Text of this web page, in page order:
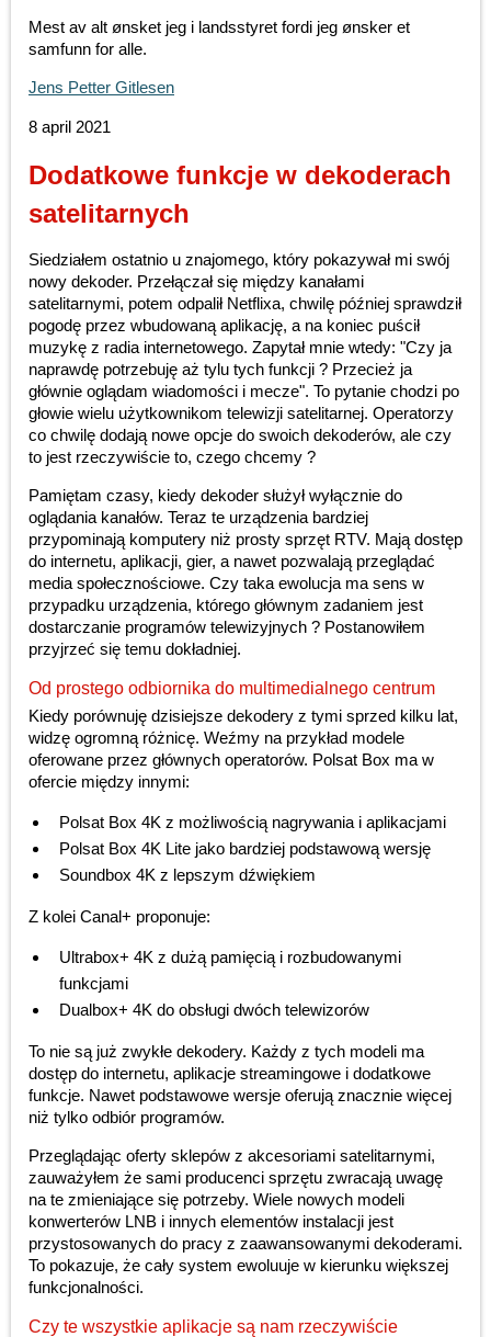
Mest av alt ønsket jeg i landsstyret fordi jeg ønsker et
samfunn for alle.
Jens Petter Gitlesen
8 april 2021
Dodatkowe funkcje w dekoderach
satelitarnych
Siedziałem ostatnio u znajomego, który pokazywał mi swój
nowy dekoder. Przełączał się między kanałami
satelitarnymi, potem odpalił Netflixa, chwilę później sprawdził
pogodę przez wbudowaną aplikację, a na koniec puścił
muzykę z radia internetowego. Zapytał mnie wtedy: "Czy ja
naprawdę potrzebuję aż tylu tych funkcji ? Przecież ja
głównie oglądam wiadomości i mecze". To pytanie chodzi po
głowie wielu użytkownikom telewizji satelitarnej. Operatorzy
co chwilę dodają nowe opcje do swoich dekoderów, ale czy
to jest rzeczywiście to, czego chcemy ?
Pamiętam czasy, kiedy dekoder służył wyłącznie do
oglądania kanałów. Teraz te urządzenia bardziej
przypominają komputery niż prosty sprzęt RTV. Mają dostęp
do internetu, aplikacji, gier, a nawet pozwalają przeglądać
media społecznościowe. Czy taka ewolucja ma sens w
przypadku urządzenia, którego głównym zadaniem jest
dostarczanie programów telewizyjnych ? Postanowiłem
przyjrzeć się temu dokładniej.
Od prostego odbiornika do multimedialnego centrum
Kiedy porównuję dzisiejsze dekodery z tymi sprzed kilku lat,
widzę ogromną różnicę. Weźmy na przykład modele
oferowane przez głównych operatorów. Polsat Box ma w
ofercie między innymi:
Polsat Box 4K z możliwością nagrywania i aplikacjami
Polsat Box 4K Lite jako bardziej podstawową wersję
Soundbox 4K z lepszym dźwiękiem
Z kolei Canal+ proponuje:
Ultrabox+ 4K z dużą pamięcią i rozbudowanymi
funkcjami
Dualbox+ 4K do obsługi dwóch telewizorów
To nie są już zwykłe dekodery. Każdy z tych modeli ma
dostęp do internetu, aplikacje streamingowe i dodatkowe
funkcje. Nawet podstawowe wersje oferują znacznie więcej
niż tylko odbiór programów.
Przeglądając oferty sklepów z akcesoriami satelitarnymi,
zauważyłem że sami producenci sprzętu zwracają uwagę
na te zmieniające się potrzeby. Wiele nowych modeli
konwerterów LNB i innych elementów instalacji jest
przystosowanych do pracy z zaawansowanymi dekoderami.
To pokazuje, że cały system ewoluuje w kierunku większej
funkcjonalności.
Czy te wszystkie aplikacje są nam rzeczywiście